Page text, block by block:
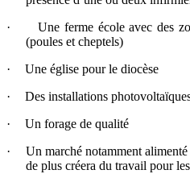
·
Une ferme école avec des
(poules et cheptels)
·
Une église pour le diocèse
·
Des installations
·
Un forage de qualité
·
Un marché notamment
de plus créera du travail pour